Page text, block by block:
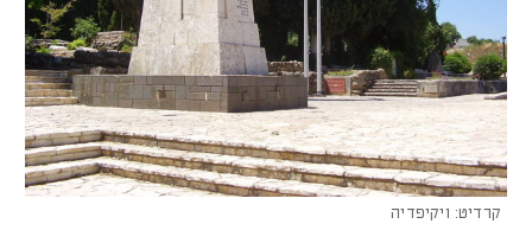
קרדיט: ויקיפדיה